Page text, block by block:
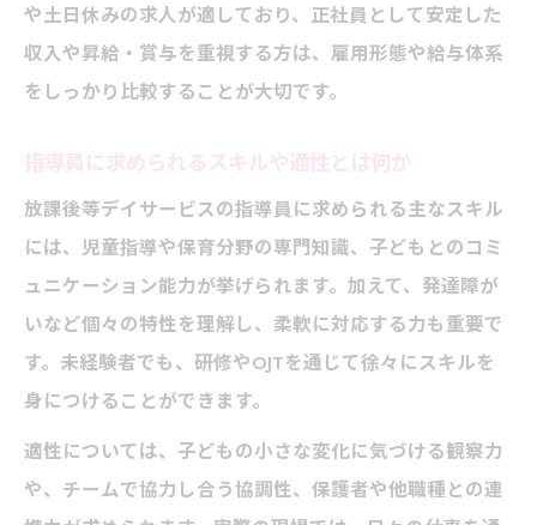
放課後等デイサービス求人で残業なしを選
ぶ理由
残業が少ない求人を見極めるチェックポイ
ント
ワークライフバランス重視の求人の探し方
家庭と仕事を両立したい方へのアドバイス
や土日休みの求人が適しており、正社員として安定した
収入や昇給・賞与を重視する方は、雇用形態や給与体系
をしっかり比較することが大切です。
指導員に求められるスキルや適性とは何か
放課後等デイサービスの指導員に求められる主なスキル
には、児童指導や保育分野の専門知識、子どもとのコミ
ュニケーション能力が挙げられます。加えて、発達障が
いなど個々の特性を理解し、柔軟に対応する力も重要で
す。未経験者でも、研修やOJTを通じて徐々にスキルを
身につけることができます。
適性については、子どもの小さな変化に気づける観察力
や、チームで協力し合う協調性、保護者や他職種との連